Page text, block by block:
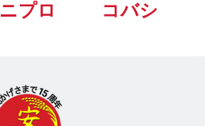
ニプロ コバシ